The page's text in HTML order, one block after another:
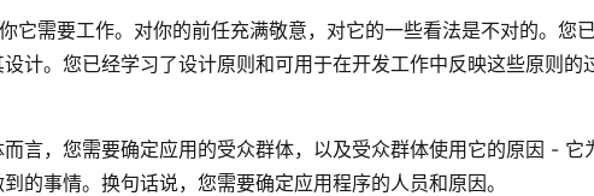
需要工作。对你的前任充满敬意，对它的一些看法是不对的。您
计。您已经学习了设计原则和可用于在开发工作中反映这些原则的
言，您需要确定应用的受众群体，以及受众群体使用它的原因 - 它
的事情。换句话说，您需要确定应用程序的人员和原因。